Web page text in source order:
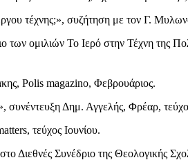
τέχνης;», συζήτηση με τον Γ.
των ομιλιών Το Ιερό στην Τέχνη της
Polis magazino, Φεβρουάριος.
συνέντευξη Δημ. Αγγελής, Φρέαρ,
τεύχος Ιουνίου.
Διεθνές Συνέδριο της